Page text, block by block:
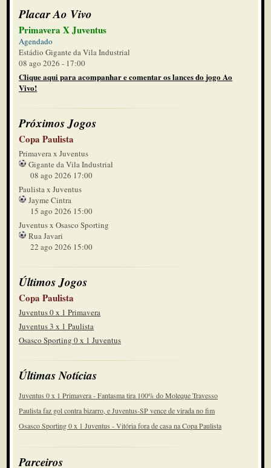
Placar Ao Vivo
Primavera X Juventus
Agendado
Estádio Gigante da Vila Industrial
08 ago 2026 - 17:00
Clique aqui para acompanhar e comentar os lances do jogo Ao
Vivo!
Próximos Jogos
Copa Paulista
Primavera x Juventus
Gigante da Vila Industrial
08 ago 2026 17:00
Paulista x Juventus
Jayme Cintra
15 ago 2026 15:00
Juventus x Osasco Sporting
Rua Javari
22 ago 2026 15:00
Últimos Jogos
Copa Paulista
Juventus 0 x 1 Primavera
Juventus 3 x 1 Paulista
Osasco Sporting 0 x 1 Juventus
Últimas Notícias
Juventus 0 x 1 Primavera - Fantasma tira 100% do Moleque Travesso
Paulista faz gol contra bizarro, e Juventus-SP vence de virada no fim
Osasco Sporting 0 x 1 Juventus - Vitória fora de casa na Copa Paulista
Parceiros